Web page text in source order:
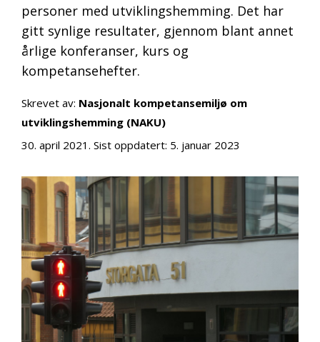
personer med utviklingshemming. Det har
gitt synlige resultater, gjennom blant annet
årlige konferanser, kurs og
kompetansehefter.
Skrevet av: Nasjonalt kompetansemiljø om
utviklingshemming (NAKU)
30. april 2021 . Sist oppdatert: 5. januar 2023